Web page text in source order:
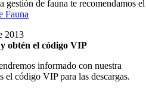
gestión de fauna te recomendamos el
Fauna
2013
obtén el código VIP
informado con nuestra
el código VIP para las descargas.